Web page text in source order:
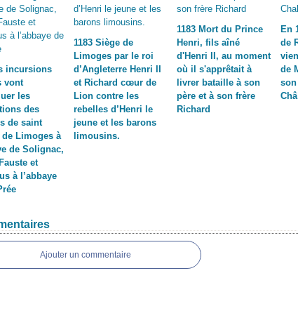
incursions
vont
les
des
de saint
de Limoges à
de Solignac,
et
à l’abbaye
1183 Siège de
Limoges par le roi
d’Angleterre Henri II
et Richard cœur de
Lion contre les
rebelles d’Henri le
jeune et les barons
limousins.
1183 Mort du Prince
Henri, fils aîné
d'Henri II, au moment
où il s'apprêtait à
livrer bataille à son
père et à son frère
Richard
En
de
de
son
Ajouter un commentaire